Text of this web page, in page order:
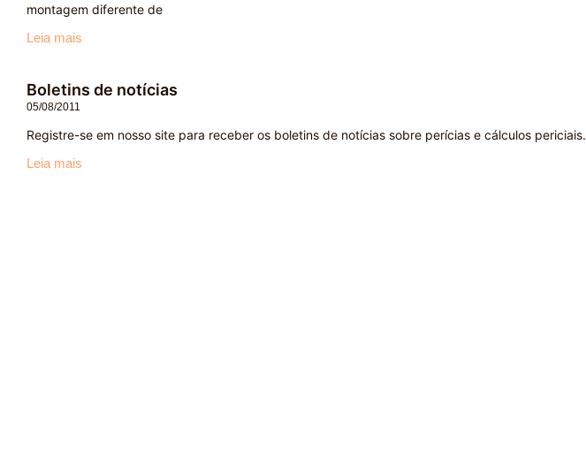
montagem diferente de
Leia mais
Boletins de notícias
05/08/2011
Registre-se em nosso site para receber os boletins de notícias sobre perícias e cálculos periciais.
Leia mais